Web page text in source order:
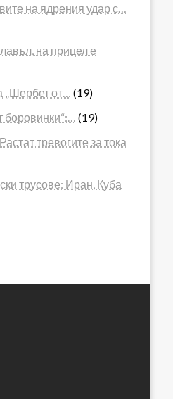
на ядрения удар с…
на прицел е
„Шербет от…
(19)
(19)
тревогите за тока
трусове: Иран, Куба